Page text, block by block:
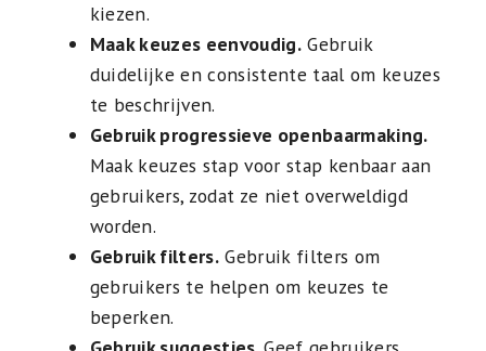
kiezen.
Maak keuzes eenvoudig. Gebruik
duidelijke en consistente taal om keuzes
te beschrijven.
Gebruik progressieve openbaarmaking.
Maak keuzes stap voor stap kenbaar aan
gebruikers, zodat ze niet overweldigd
worden.
Gebruik filters. Gebruik filters om
gebruikers te helpen om keuzes te
beperken.